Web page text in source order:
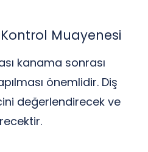
Muayenesi
kanama sonrası
önemlidir. Diş
değerlendirecek ve